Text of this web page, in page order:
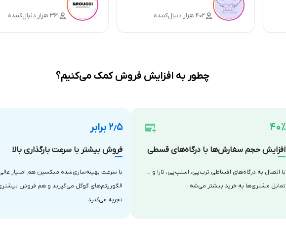
۴۰۲ هزار دنبال‌کننده ۳۶۱ هزار دنبال‌کننده
چطور به افزایش فروش کمک می‌کنیم؟
۲٫۵ برابر
فروش بیشتر با سرعت بارگذاری بالا
با سرعت بهینه‌سازی‌شده میکسین هم امتیاز عالی
الگوریتم‌های گوگل می‌گیرید و هم فروش
تجربه می‌کنید.
۴۰٪
افزایش حجم سفارش‌ها با درگاه‌های قسطی
با اتصال به درگاه‌های اقساطی ترب‌پی، اسنپ‌پی، تارا و …
تمایل مشتری‌ها به خرید بیشتر می‌شه.